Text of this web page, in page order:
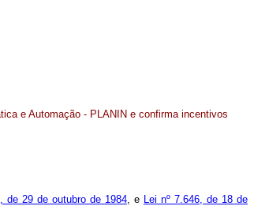
e Automação - PLANIN e confirma incentivos
de 29 de outubro de 1984, e Lei nº 7.646, de 18 de